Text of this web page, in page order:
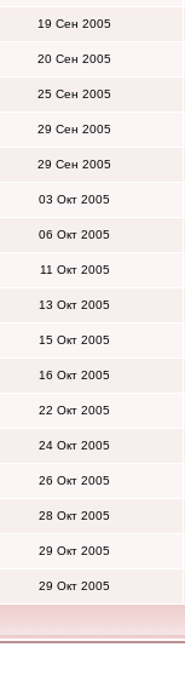
19 Сен 2005
20 Сен 2005
25 Сен 2005
29 Сен 2005
29 Сен 2005
03 Окт 2005
06 Окт 2005
11 Окт 2005
13 Окт 2005
15 Окт 2005
16 Окт 2005
22 Окт 2005
24 Окт 2005
26 Окт 2005
28 Окт 2005
29 Окт 2005
29 Окт 2005